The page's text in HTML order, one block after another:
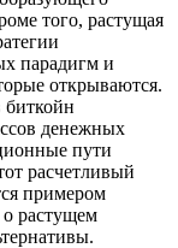
того, растущая
парадигм и
открываются.
биткойн
денежных
пути
расчетливый
примером
о растущем